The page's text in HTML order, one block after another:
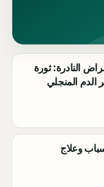
النادرة: ثورة
الدم المنجلي
وعلاج